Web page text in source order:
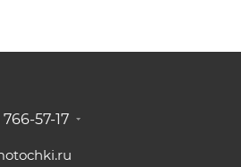
57-17